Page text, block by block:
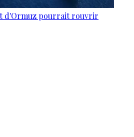
d'Ormuz pourrait rouvrir